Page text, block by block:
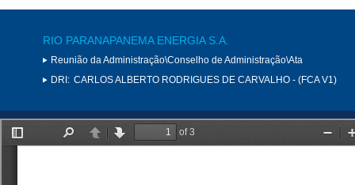
RIO PARANAPANEMA ENERGIA S.A.
Reunião da Administração\Conselho de Administração\Ata
DRI: CARLOS ALBERTO RODRIGUES DE CARVALHO - (FCA V1)